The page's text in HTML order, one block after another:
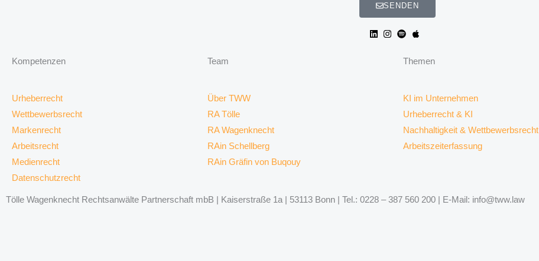
SENDEN
Kompetenzen
Urheberrecht
Wettbewerbsrecht
Markenrecht
Arbeitsrecht
Medienrecht
Datenschutzrecht
Team
Über TWW
RA Tölle
RA Wagenknecht
RAin Schellberg
RAin Gräfin von Buqouy
Themen
KI im Unternehmen
Urheberrecht & KI
Nachhaltigkeit & Wettbewerbsrecht
Arbeitszeiterfassung
Tölle Wagenknecht Rechtsanwälte Partnerschaft mbB | Kaiserstraße 1a | 53113 Bonn | Tel.: 0228 – 387 560 200 | E-Mail: info@tww.law